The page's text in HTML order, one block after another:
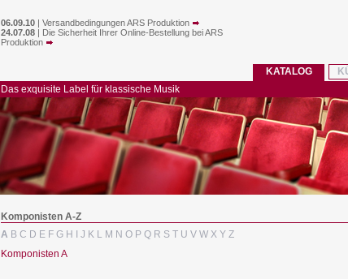
06.09.10 | Versandbedingungen ARS Produktion
24.07.08 | Die Sicherheit Ihrer Online-Bestellung bei ARS
Produktion
KATALOG
Das exquisite Label für klassische Musik
Komponisten A-Z
A B C D E F G H J K L M N O P Q R S T U V W X Y Z
Komponisten A